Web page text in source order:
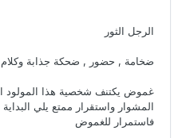
الرجل الثور
ضخامة , حضور , ضحكة جذابة وكلام
غموض يكتنف شخصية هذا المولود
المشوار واستقرار ممتع يلي
فاستمرار للغموض